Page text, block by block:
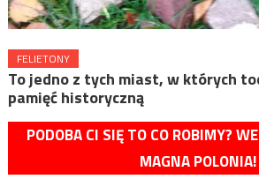
FELIETONY
To jedno z tych miast, w których
pamięć historyczną
PODOBA CI SIĘ TO CO ROBIMY?
MAGNA POLONIA!